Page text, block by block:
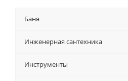
Баня
Инженерная сантехника
Инструменты